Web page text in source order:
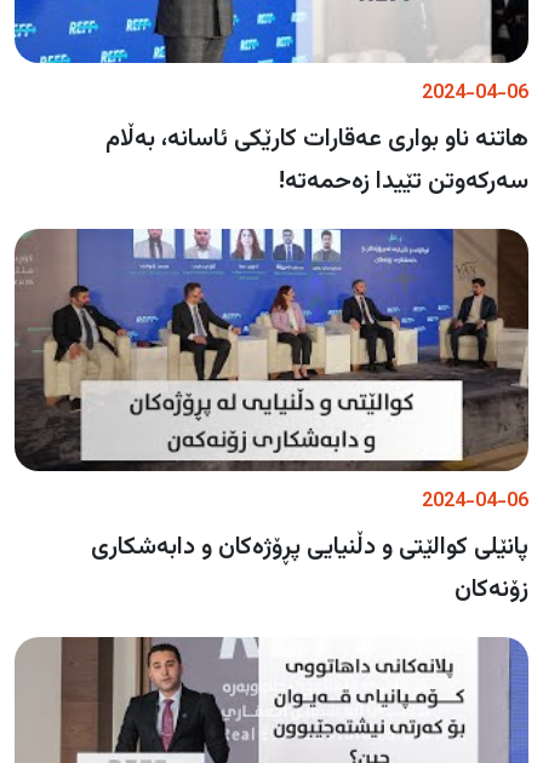
2024-04-06
هاتنە ناو بواری عەقارات کارێکی ئاسانە، بەڵام
سەرکەوتن تێیدا زەحمەتە!
2024-04-06
پانێلی کوالێتی و دڵنیایی پڕۆژەکان و دابەشکاری
زۆنەکان